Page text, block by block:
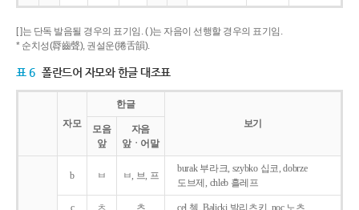
[ ]는 단독 발음될 경우의 표기임. ( )는 자음이 선행할 경우의 표기임.
* 순치성(脣齒聲), 권설운(捲舌韻).
표 6 폴란드어 자모와 한글 대조표
자모
한글
보기
모음
앞
자음
앞ㆍ어말
b ㅂ ㅂ, 브, 프
burak 부라크, szybko 십코, dobrze
도브제, chleb 흘레프
c ㅊ 츠 cel 첼, Balicki 발리츠키, noc 노츠